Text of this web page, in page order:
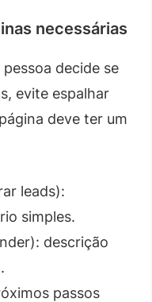
necessárias
decide se
evite espalhar
deve ter um
leads):
simples.
descrição
passos